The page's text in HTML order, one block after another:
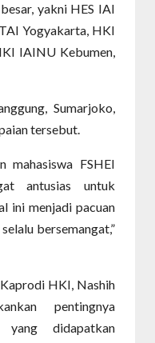
yakni HES IAI
Yogyakarta, HKI
IAINU Kebumen,
Sumarjoko,
tersebut.
mahasiswa FSHEI
antusias untuk
ini menjadi pacuan
bersemangat,”
HKI, Nashih
pentingnya
yang didapatkan